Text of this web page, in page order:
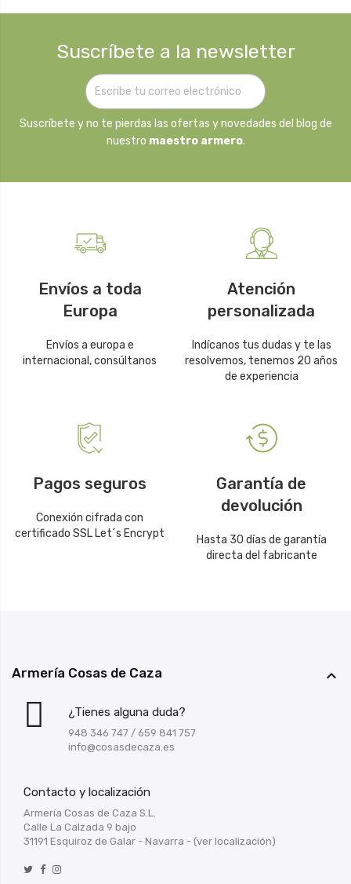
Suscríbete a la newsletter
Suscríbete y no te pierdas las ofertas y novedades del blog de
nuestro maestro armero.
Envíos a toda
Europa
Envíos a europa e
internacional, consúltanos
Atención
personalizada
Indícanos tus dudas y te las
resolvemos, tenemos 20 años
de experiencia
Pagos seguros
Conexión cifrada con
certificado SSL Let´s Encrypt
Garantía de
devolución
Hasta 30 días de garantía
directa del fabricante
Armería Cosas de Caza 
¿Tienes alguna duda?
948 346 747 / 659 841 757
info@cosasdecaza.es
Contacto y localización
Armería Cosas de Caza S.L.
Calle La Calzada 9 bajo
31191 Esquiroz de Galar - Navarra - (ver localización)